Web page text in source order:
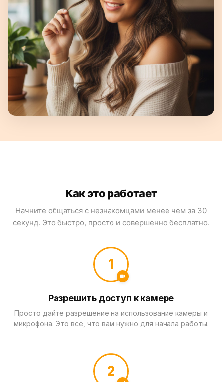
Как это работает
Начните общаться с незнакомцами менее чем за 30
секунд. Это быстро, просто и совершенно бесплатно.
1
Разрешить доступ к камере
Просто дайте разрешение на использование камеры и
микрофона. Это все, что вам нужно для начала работы.
2